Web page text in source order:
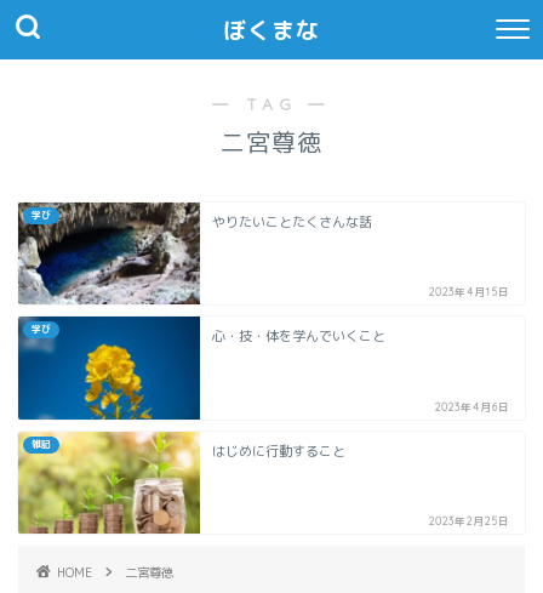
ぼくまな
― TAG ―
二宮尊徳
学び やりたいことたくさんな話
2023年4月15日
学び 心・技・体を学んでいくこと
2023年4月6日
雑記 はじめに行動すること
2023年2月25日
HOME 二宮尊徳